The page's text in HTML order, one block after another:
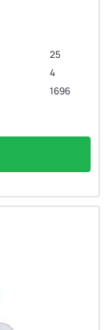
25
4
1696